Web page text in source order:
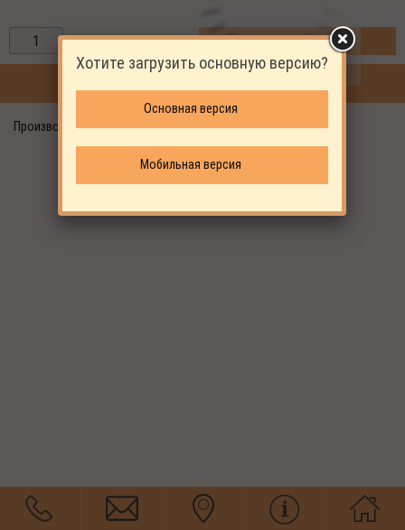
ЗАКАЗАТЬ
Производитель: EKOMAK
Хотите загрузить основную версию?
Основная версия
Мобильная версия